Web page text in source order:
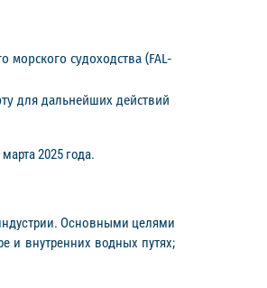
судоходства (FAL-
для дальнейших действий
2025 года.
Основными целями
и внутренних водных путях;